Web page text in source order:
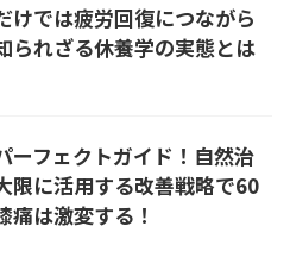
けでは疲労回復につながら
られざる休養学の実態とは
ーフェクトガイド！自然治
限に活用する改善戦略で60
痛は激変する！